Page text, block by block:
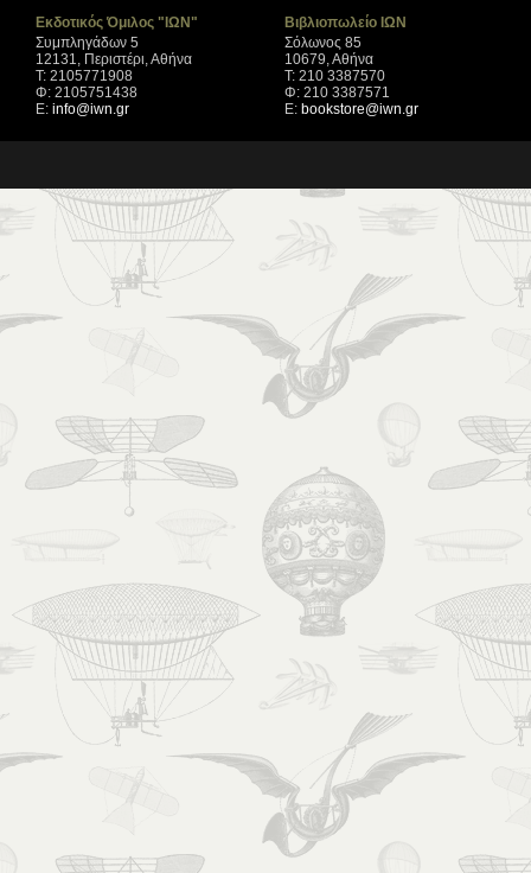
Εκδοτικός Όμιλος "ΙΩΝ"
Συμπληγάδων 5
12131, Περιστέρι, Αθήνα
Τ: 2105771908
Φ: 2105751438
Ε: info@iwn.gr
Βιβλιοπωλείο ΙΩΝ
Σόλωνος 85
10679, Αθήνα
Τ: 210 3387570
Φ: 210 3387571
Ε: bookstore@iwn.gr